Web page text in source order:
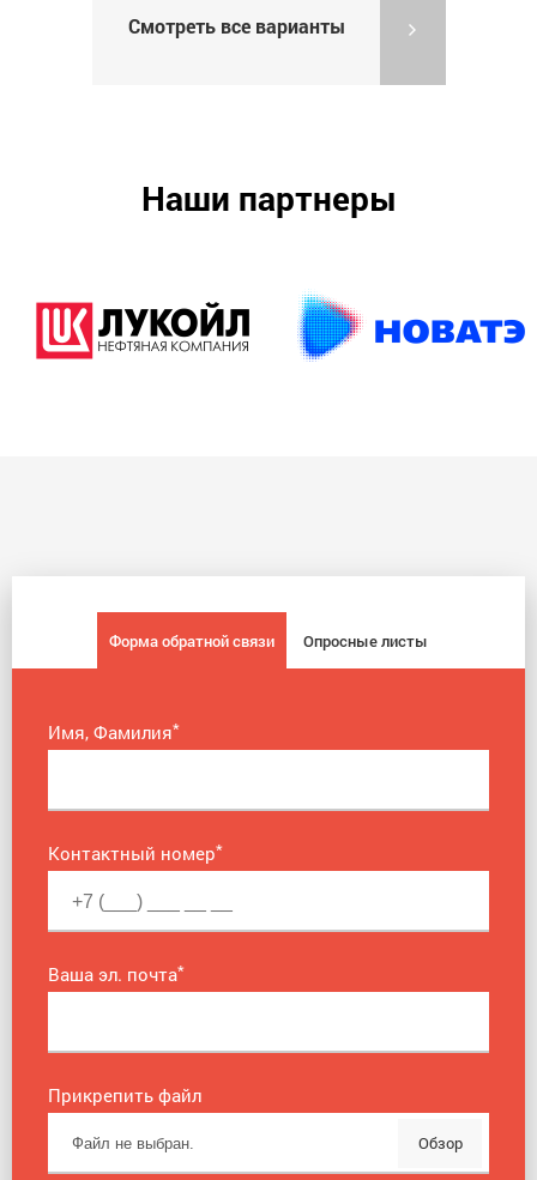
Смотреть все варианты
Наши партнеры
Форма обратной связи Опросные листы
Имя, Фамилия*
Контактный номер*
Ваша эл. почта*
Прикрепить файл
Обзор